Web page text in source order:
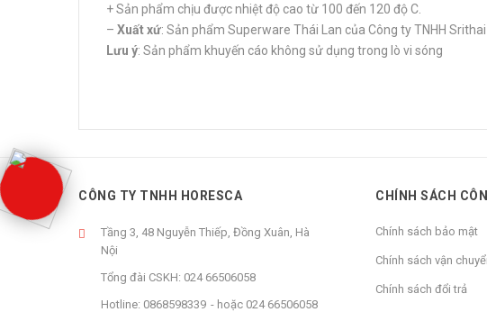
+ Sản phẩm chịu được nhiệt độ cao từ 100 đến 120 độ C.
– Xuất xứ: Sản phẩm Superware Thái Lan của Công ty TNHH
Lưu ý: Sản phẩm khuyến cáo không sử dụng trong lò vi sóng
CÔNG TY TNHH HORESCA
Tầng 3, 48 Nguyễn Thiếp, Đồng Xuân, Hà
Nội
Tổng đài CSKH: 024 66506058
Hotline: 0868598339 hoặc 024 66506058
CHÍNH SÁCH
Chính sách bảo mật
Chính sách vận
Chính sách đổi trả